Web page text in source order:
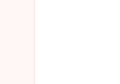
★不安を安心に